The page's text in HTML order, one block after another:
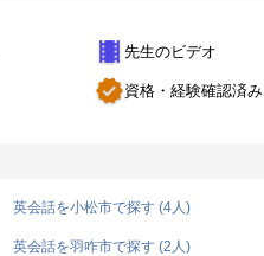
theaters 先生のビデオ
verified資格・経験確認済み
英会話を小松市で探す (4人)
英会話を羽咋市で探す (2人)